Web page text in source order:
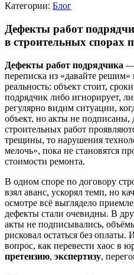
Категории: Блог
Дефекты работ
в строительных спорах
Дефекты работ подрядчика —
переписка из «давайте
реальность: объект стоит,
подрядчик либо игнорирует,
регулярно видим ситуации,
объект, но акты не подписаны,
строительных работ
трещины, то нарушения
мелочь», пока не становятся
стоимости ремонта.
В одном споре по договору
взял аванс, ускорял темп, но
осмотре всё выглядело
дефекты стали очевидны. В
акты не подписывались,
рисковал остаться без
вопрос, как перевести хаос в
претензию, экспертизу,